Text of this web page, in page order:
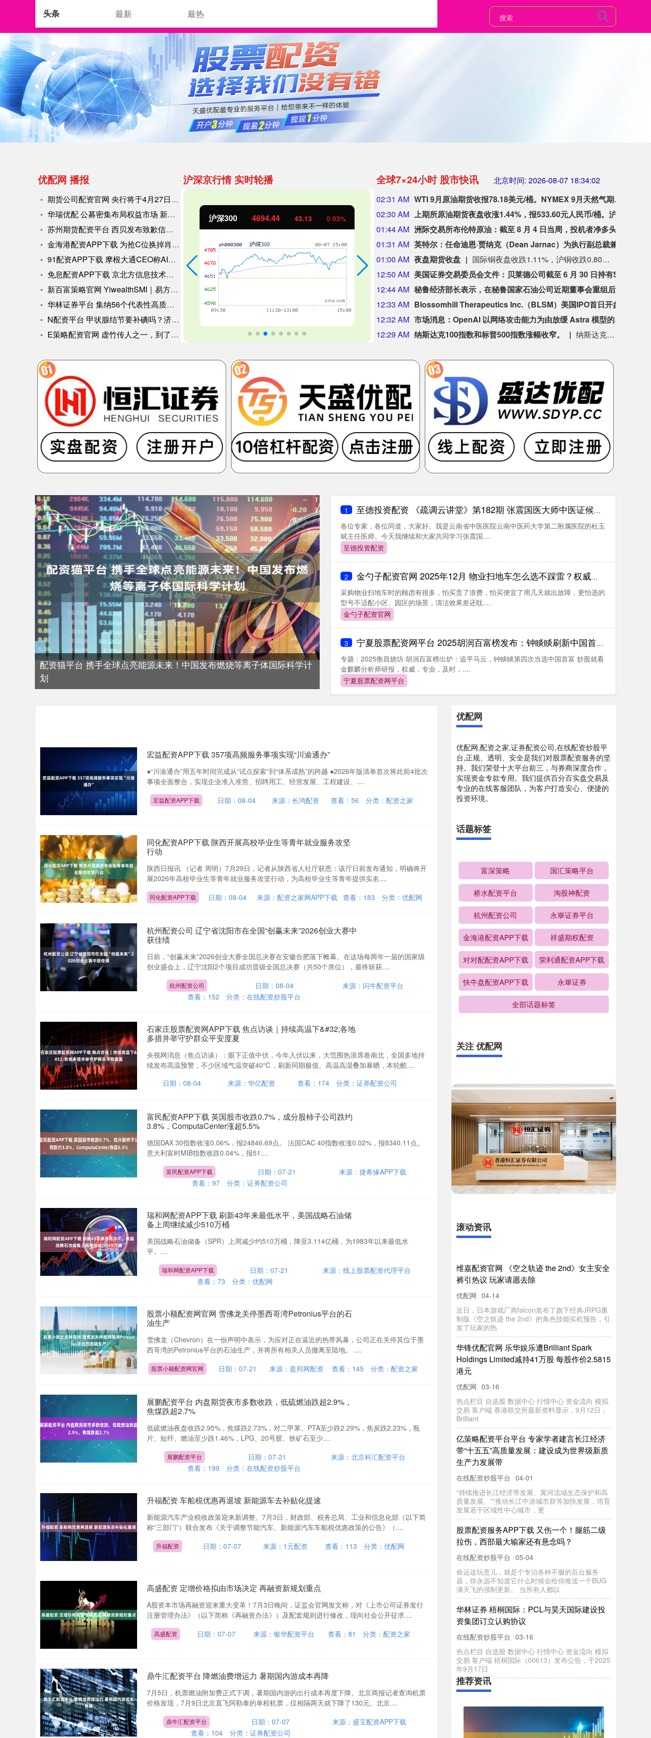
优配网
优配网 播报
期货公司配资官网 央行将于4月27日开展4000亿元MLF操
华瑞优配 公募密集布局权益市场 新发基金聚焦科创和港股
苏州期货配资平台 西贝发布致歉信，多个餐品调整为门店现做
金海港配资APP下载 为抢C位换掉肖战？杨幂方深夜发飙，要求
91配资APP下载 摩根大通CEO称AI将使人类不辛苦工作也
免息配资APP下载 京北方信息技术股份有限公司入围《经济观察
新百富策略官网 YiwealthSMI｜易方达基金抖音实践A
华林证券平台 集纳56个代表性高质量实践范本 上交所发布可持
N配资平台 甲状腺结节要补碘吗？济南国医堂张青松主任：辨证看
E策略配资官网 虚竹传人之一，到了《神雕侠侣》中，可以领跑整
沪深京行情 实时轮播
沪深300 4694.44 43.13 0.93% 北证50 1134.24 11.37 1.01% 创业板指 3563.12 47.56 1.35% 基金指数
全球7×24小时 股市快讯 北京时间: 2026-08-07 18:34:04
02:31 AM
WTI 9月原油期货收报78.18美元/桶。NYMEX 9月天然气期货收报2.6620美元/百万英热单位。NYMEX 9月汽油期货收报2.9853美元/加仑，NYMEX 9月取暖油期货收报3.9024美元/加仑。
02:30 AM
01:44 AM
01:31 AM
01:00 AM 夜盘期货收盘
国际铜夜盘收跌1.11%，沪铜收跌0.80%，沪铝收跌0.13%，沪锌收跌1.54%，沪铅收跌0.29%，沪镍收涨0.52%，沪锡收跌1.51%。氧化铝夜盘收跌0.04%，铝合金收跌0.09%。不锈钢夜盘收涨0.21%。
12:50 AM
12:44 AM
秘鲁经济部长表示，在秘鲁国家石油公司近期董事会重组后，不会对该国企推行私有化。
12:33 AM
12:32 AM
市场消息：OpenAI 以网络攻击能力为由放缓 Astra 模型的发布。
12:29 AM 纳斯达克100指数和标普500指数涨幅收窄。 纳斯达克100指数和标普500指数涨幅收窄。
配资猫平台 携手全球点亮能源未来！中国发布燃烧等离子体国际科学计
划
1 至德投资配资 《疏调云讲堂》第182期 张震国医大师中医证候层次及“两态三三”学术思想简介（二）
各位专家，各位同道，大家好。我是云南省中医医院云南中医药大学第二附属医院的杜玉
斌主任医师。今天我继续和大家共同学习张震国....
至德投资配资
2 金勺子配资官网 2025年12月 物业扫地车怎么选不踩雷？权威标准+高口碑厂家实测推荐
采购物业扫地车时的顾虑有很多，怕买贵了浪费，怕买便宜了用几天就出故障，更怕选的
型号不适配小区、园区的场景，清洁效果差还耽....
金勺子配资官网
3 宁夏股票配资网平台 2025胡润百富榜发布：钟睒睒刷新中国首富财富纪录！宗馥莉女首富之位被取代
专题：2025衡昌烧坊·胡润百富榜出炉：追平马云，钟睒睒第四次当选中国首富 炒股就看
金麒麟分析师研报，权威，专业，及时，....
宁夏股票配资网平台
头条 最新 最热
宏益配资APP下载 357项高频服务事项实现“川渝通办”
●“川渝通办”用五年时间完成从“试点探索”到“体系成熟”的跨越 ●2026年版清单首次将此前4批次
事项全面整合，实现企业准入准营、招聘用工、经营发展、工程建设、....
宏益配资APP下载 日期：08-04 来源：长鸿配资 查看： 56 分类： 配资之家
同化配资APP下载 陕西开展高校毕业生等青年就业服务攻坚
行动
陕西日报讯 （记者 周明）7月29日，记者从陕西省人社厅获悉：该厅日前发布通知，明确将开
展2026年高校毕业生等青年就业服务攻坚行动，为高校毕业生等青年提供实名....
同化配资APP下载 日期：08-04 来源：配资之家网APP下载 查看： 183 分类： 优配网
杭州配资公司 辽宁省沈阳市在全国“创赢未来”2026创业大赛中
获佳绩
日前，“创赢未来”2026创业大赛全国总决赛在安徽合肥落下帷幕。在这场每两年一届的国家级
创业盛会上，辽宁沈阳2个项目成功晋级全国总决赛（共50个席位），最终斩获....
杭州配资公司 日期：08-04
来源：闪牛配资平台
查看： 152 分类： 在线配资炒股平台
石家庄股票配资网APP下载 焦点访谈｜持续高温下&#32;各地
多措并举守护群众平安度夏
央视网消息（焦点访谈）：眼下正值中伏，今年入伏以来，大范围热浪席卷南北，全国多地持
续发布高温预警，不少区域气温突破40℃，刷新同期极值。高温高湿叠加暴晒，本轮酷....
日期：08-04
来源：华亿配资 查看： 174 分类： 证券配资公司
富民配资APP下载 英国股市收跌0.7%，成分股柿子公司跌约
3.8%，ComputaCenter涨超5.5%
德国DAX 30指数收涨0.06%，报24846.69点。 法国CAC 40指数收涨0.02%，报8340.11点。
意大利富时MIB指数收跌0.04%，报51....
富民配资APP下载 日期：07-21
来源：捷希缘APP下载
查看： 97 分类： 证券配资公司
瑞和网配资APP下载 刷新43年来最低水平，美国战略石油储
备上周继续减少510万桶
美国战略石油储备（SPR）上周减少约510万桶，降至3.114亿桶，为1983年以来最低水
平。....
瑞和网配资APP下载 日期：07-21
来源：线上股票配资代理平台
查看： 73 分类： 优配网
股票小额配资网官网 雪佛龙关停墨西哥湾Petronius平台的石
油生产
雪佛龙（Chevron）在一份声明中表示，为应对正在逼近的热带风暴，公司正在关停其位于墨
西哥湾的Petronius平台的石油生产，并将所有相关人员撤离至陆地。 ....
股票小额配资网官网 日期：07-21 来源：盈邦网配资 查看： 145 分类：配资之家
展鹏配资平台 内盘期货夜市多数收跌，低硫燃油跌超2.9%，
焦煤跌超2.7%
低硫燃油夜盘收跌2.95%，焦煤跌2.73%，对二甲苯、PTA至少跌2.29%，焦炭跌2.23%，瓶
片、短纤、燃油至少跌1.46%，LPG、20号胶、铁矿石至少....
展鹏配资平台 日期：07-21
来源：北京科汇配资平台
查看： 199 分类： 在线配资炒股平台
升福配资 车船税优惠再退坡 新能源车去补贴化提速
新能源汽车产业税收政策迎来新调整。7月3日，财政部、税务总局、工业和信息化部（以下简
称“三部门”）联合发布《关于调整节能汽车、新能源汽车车船税优惠政策的公告》（....
升福配资 日期：07-07 来源：1元配资 查看： 113 分类： 优配网
高盛配资 定增价格拟由市场决定 再融资新规划重点
A股资本市场再融资迎来重大变革！7月3日晚间，证监会官网发文称，对《上市公司证券发行
注册管理办法》（以下简称《再融资办法》）及配套规则进行修改，现向社会公开征求....
高盛配资 日期：07-07 来源：银华配资平台 查看： 81 分类： 配资之家
鼎牛汇配资平台 降燃油费增运力 暑期国内游成本再降
7月5日，机票燃油附加费正式下调，暑期国内游的出行成本再度下降。北京商报记者查询机票
价格发现，7月9日北京直飞阿勒泰的单程机票，仅相隔两天就下降了130元。北京....
鼎牛汇配资平台 日期：07-07
来源：盛宝配资APP下载
查看： 104 分类： 证券配资公司
优配网
优配网,配资之家,证券配资公司,在线配资炒股平
台,正规、透明、安全是我们对股票配资服务的坚
持。我们荣登十大平台前三，与券商深度合作，
实现资金专款专用。我们提供百分百实盘交易及
专业的在线客服团队，为客户打造安心、便捷的
投资环境。
话题标签
富深策略 国汇策略平台
桥水配资平台 淘股神配资
杭州配资公司 永崋证券平台
金海港配资APP下载 祥盛期权配资
对对配配资APP下载 荣利通配资APP下载
快牛盘配资APP下载 永崋证券
全部话题标签
关注 优配网
滚动资讯
维嘉配资官网 《空之轨迹 the 2nd》女主安全
裤引热议 玩家请愿去除
优配网 04-14
近日，日本游戏厂商falcon发布了旗下经典JRPG重
制版《空之轨迹 the 2nd》的角色技能实机预告，引
发了玩家的热
华锋优配官网 乐华娱乐遭Brilliant Spark
Holdings Limited减持41万股 每股作价2.5815
港元
优配网 03-16
热点栏目 自选股 数据中心 行情中心 资金流向 模拟
交易 客户端 香港联交所最新资料显示，9月12日，
Brilliant
亿策略配资平台平台 专家学者建言长江经济
带“十五五”高质量发展：建设成为世界级新质
生产力发展带
在线配资炒股平台 04-01
“持续推进长江经济带发展、黄河流域生态保护和高
质量发展。”“推动长江中游城市群等加快发展，培育
发展若干区域性中心城市，更
股票配资服务APP下载 又伤一个！腿筋二级
拉伤，西部最大输家还有悬念吗？
在线配资炒股平台 05-04
命运这玩意儿，就是个专治各种不服的后台服务
器，你永远不知道它什么时候会给你推送一个BUG
满天飞的强制更新。 当所有人都以
华林证券 梧桐国际：PCL与昊天国际建设投
资集团订立认购协议
在线配资炒股平台 03-16
热点栏目 自选股 数据中心 行情中心 资金流向 模拟
交易 客户端 梧桐国际（00613）发布公告，于2025
年9月17日
推荐资讯